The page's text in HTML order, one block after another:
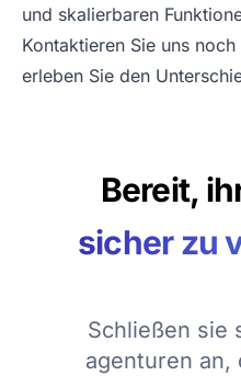
und skalierbaren
Kontaktieren Sie uns
erleben Sie den
Bereit,
sicher zu
Schließen sie
agenturen an,